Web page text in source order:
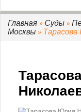
Зеленоградский
Зюзинский районный
Кузьминский
Кунцевский районный
Главная » Суды »
Москвы »